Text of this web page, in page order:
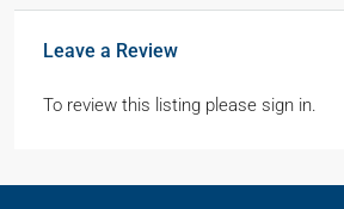
Leave a Review
To review this listing please sign in.